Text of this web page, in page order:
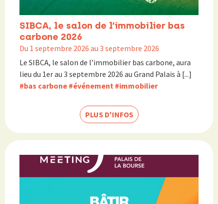
SIBCA, le salon de l’immobilier bas
carbone 2026
Du 1 septembre 2026 au 3 septembre 2026
Le SIBCA, le salon de l’immobilier bas carbone, aura
lieu du 1er au 3 septembre 2026 au Grand Palais à [...]
#bas carbone #événement #immobilier
PLUS D'INFOS